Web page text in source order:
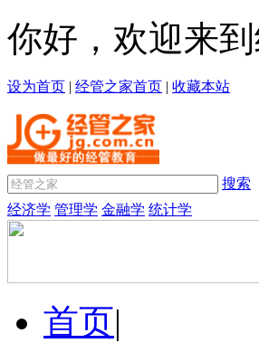
你好，欢迎来
设为首页 | 经管之家首页 | 收藏本站
搜索
经济学 管理学 金融学 统计学
首页|